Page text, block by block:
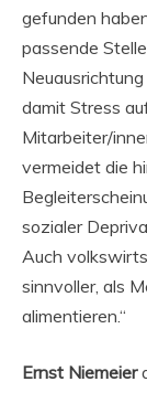
gefunden
passende
damit Stress
Mitarbeiter/
vermeidet die
sozialer
Auch
sinnvoller, als
alimentieren.“
Ernst Niemeier